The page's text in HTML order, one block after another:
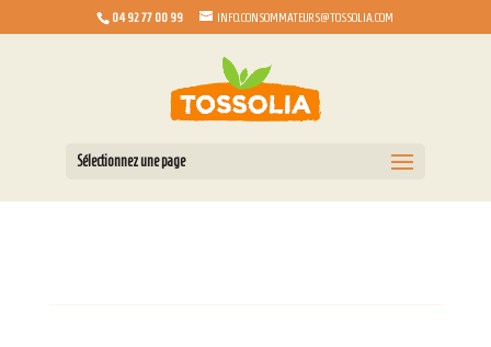
04 92 77 00 99 INFO.CONSOMMATEURS@TOSSOLIA.COM
Sélectionnez une page